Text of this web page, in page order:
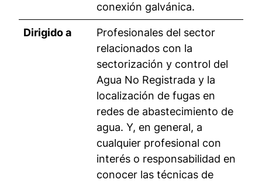
conexión galvánica.
Dirigido a
Profesionales del sector
relacionados con la
sectorización y control del
Agua No Registrada y la
localización de fugas en
redes de abastecimiento de
agua. Y, en general, a
cualquier profesional con
interés o responsabilidad en
conocer las técnicas de